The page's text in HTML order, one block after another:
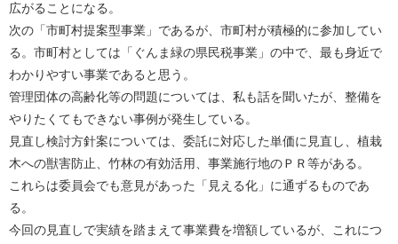
広がることになる。
次の「市町村提案型事業」であるが、市町村が積極的に参加してい
る。市町村としては「ぐんま緑の県民税事業」の中で、最も身近で
わかりやすい事業であると思う。
管理団体の高齢化等の問題については、私も話を聞いたが、整備を
やりたくてもできない事例が発生している。
見直し検討方針案については、委託に対応した単価に見直し、植栽
木への獣害防止、竹林の有効活用、事業施行地のＰＲ等がある。
これらは委員会でも意見があった「見える化」に通ずるものであ
る。
今回の見直しで実績を踏まえて事業費を増額しているが、これにつ